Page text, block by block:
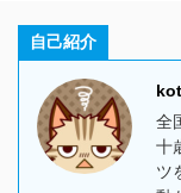
自己紹介
全
十
ツ